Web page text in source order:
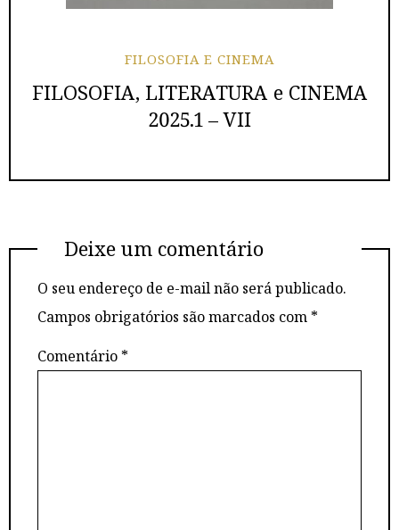
FILOSOFIA E CINEMA
FILOSOFIA, LITERATURA e CINEMA
2025.1 – VII
Deixe um comentário
O seu endereço de e-mail não será publicado.
Campos obrigatórios são marcados com *
Comentário *